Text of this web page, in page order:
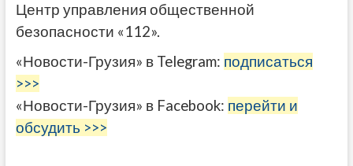
Центр управления общественной
безопасности «112».
«Новости-Грузия» в Telegram: подписаться
>>>
«Новости-Грузия» в Facebook: перейти и
обсудить >>>